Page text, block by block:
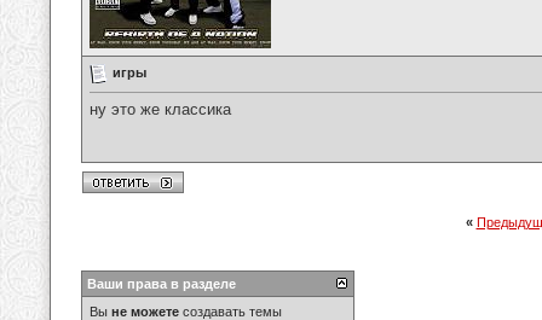
игры
ну это же классика
«
Ваши права в разделе
Вы не можете создавать темы